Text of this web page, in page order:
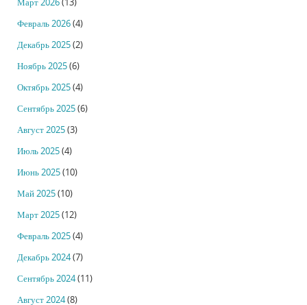
Февраль 2026(4)
Декабрь 2025(2)
Ноябрь 2025(6)
Октябрь 2025(4)
Сентябрь 2025(6)
Август 2025(3)
Июль 2025(4)
Июнь 2025(10)
Май 2025(10)
Март 2025(12)
Февраль 2025(4)
Декабрь 2024(7)
Сентябрь 2024(11)
Август 2024(8)